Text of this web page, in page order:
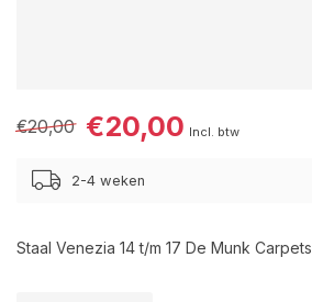
€20,00 €20,00 Incl. btw
2-4 weken
Staal Venezia 14 t/m 17 De Munk Carpets